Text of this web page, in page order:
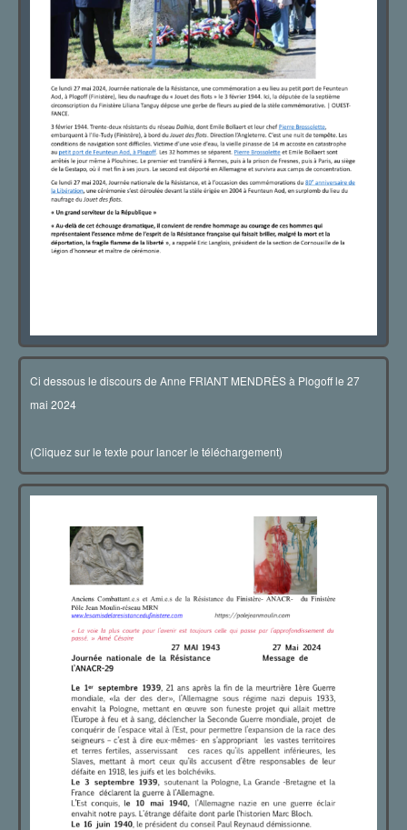
Ci dessous le discours de Anne FRIANT MENDRÈS à Plogoff le 27
mai 2024
(Cliquez sur le texte pour lancer le téléchargement)